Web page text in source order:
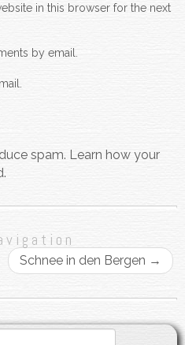
in this browser for the next
by email.
spam. Learn how your
Schnee in den Bergen →